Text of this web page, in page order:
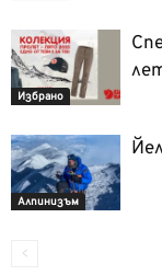
Избрано
Алпинизъм